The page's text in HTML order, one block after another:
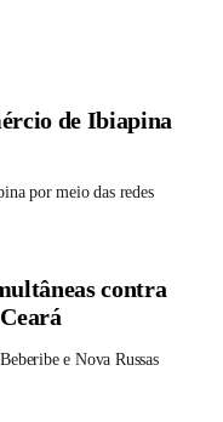
de Ibiapina
por meio das redes
contra
e Nova Russas